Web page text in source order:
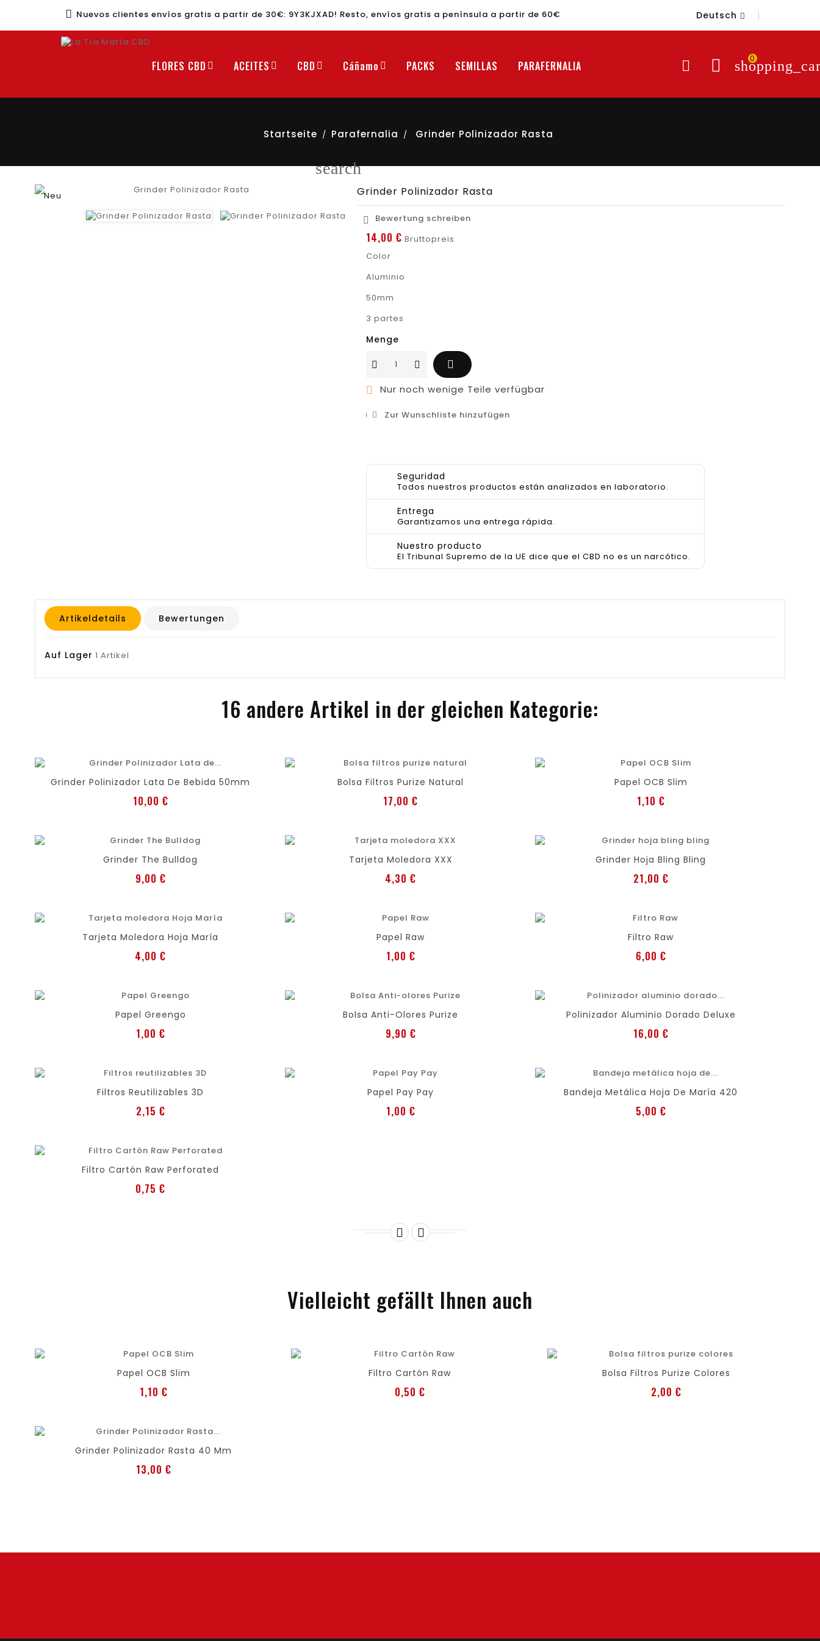
Nuevos clientes envíos gratis a partir de 30€: 9Y3KJXAD! Resto, envíos gratis a península a partir de 60€ Deutsch 
FLORES CBD ACEITES CBD Cáñamo PACKS SEMILLAS PARAFERNALIA
0

Startseite Parafernalia Grinder Polinizador Rasta
Neu
search
Grinder Polinizador Rasta
 Bewertung schreiben
14,00 € Bruttopreis
Color
Aluminio
50mm
3 partes
Menge

 Nur noch wenige Teile verfügbar
Zur Wunschliste hinzufügen
Seguridad
Todos nuestros productos están analizados en laboratorio.
Entrega
Garantizamos una entrega rápida.
Nuestro producto
El Tribunal Supremo de la UE dice que el CBD no es un narcótico.
Artikeldetails Bewertungen
Auf Lager 1 Artikel
16 andere Artikel in der gleichen Kategorie:
favoriteshopping_cart
Grinder Polinizador Lata De Bebida 50mm
10,00 €Preis
favoriteshopping_cart
Bolsa Filtros Purize Natural
17,00 €
favoriteshopping_cart
Papel OCB Slim
1,10 €Preis
favoriteshopping_cart
Grinder The Bulldog
9,00 €Preis
favoriteshopping_cart
Tarjeta Moledora XXX
4,30 €
favoriteshopping_cart
Grinder Hoja Bling Bling
21,00 €Preis
favoriteshopping_cart
Tarjeta Moledora Hoja María
4,00 €
favoriteshopping_cart
Papel Raw
1,00 €Preis
favoriteout of stock
Filtro Raw
6,00 €Preis
favoriteshopping_cart
Papel Greengo
1,00 €Preis
favoriteshopping_cart
Bolsa Anti-Olores Purize
9,90 €Preis
favoriteshopping_cart
Polinizador Aluminio Dorado Deluxe
16,00 €Preis
favoriteshopping_cart
Filtros Reutilizables 3D
2,15 €Preis
favoriteshopping_cart
Papel Pay Pay
1,00 €Preis
favoriteshopping_cart
Bandeja Metálica Hoja De María 420
5,00 €Preis
favoriteshopping_cart
Filtro Cartón Raw Perforated
0,75 €
 
Vielleicht gefällt Ihnen auch
favoriteshopping_cart
Papel OCB Slim
1,10 €Preis
favoriteshopping_cart
Filtro Cartón Raw
0,50 €Preis
favoriteshopping_cart
Bolsa Filtros Purize Colores
2,00 €Preis
favoriteshopping_cart
Grinder Polinizador Rasta 40 Mm
13,00 €Preis